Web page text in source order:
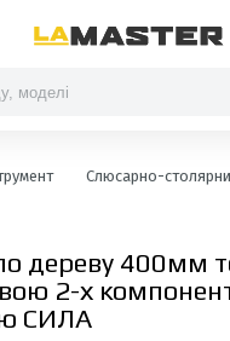
Слюсарно-
дереву 400мм
2-х
СИЛА